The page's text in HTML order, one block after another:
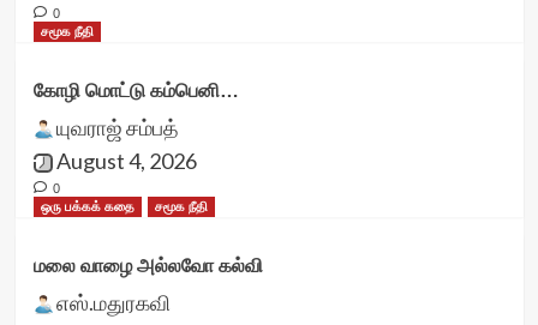
0
சமூக நீதி
கோழி மொட்டு கம்பெனி…
யுவராஜ் சம்பத்
August 4, 2026
0
ஒரு பக்கக் கதை
சமூக நீதி
மலை வாழை அல்லவோ கல்வி
எஸ்.மதுரகவி